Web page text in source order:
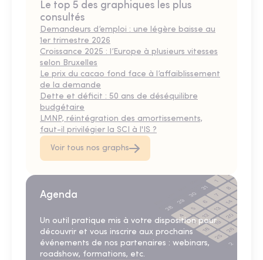
Le top 5 des graphiques les plus
consultés
Demandeurs d’emploi : une légère baisse au
1er trimestre 2026
Croissance 2025 : l’Europe à plusieurs vitesses
selon Bruxelles
Le prix du cacao fond face à l’affaiblissement
de la demande
Dette et déficit : 50 ans de déséquilibre
budgétaire
LMNP, réintégration des amortissements,
faut-il privilégier la SCI à l'IS ?
Voir tous nos graphs
Agenda
Un outil pratique mis à votre disposition pour
découvrir et vous inscrire aux prochains
événements de nos partenaires : webinars,
roadshow, formations, etc.